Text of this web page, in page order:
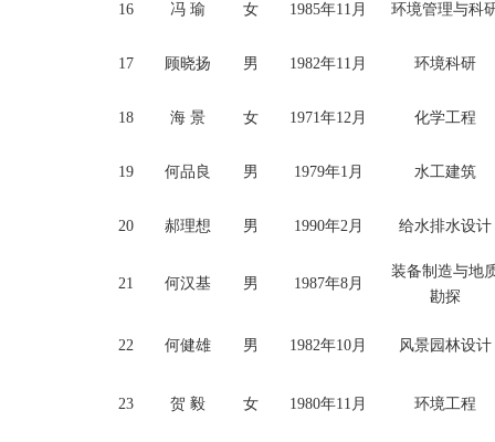
16 冯 瑜 女 1985年11月 环境管理与科
17 顾晓扬 男 1982年11月 环境科研
18 海 景 女 1971年12月 化学工程
19 何品良 男 1979年1月 水工建筑
20 郝理想 男 1990年2月 给水排水设计
21 何汉基 男 1987年8月
装备制造与地
勘探
22 何健雄 男 1982年10月 风景园林设计
23 贺 毅 女 1980年11月 环境工程